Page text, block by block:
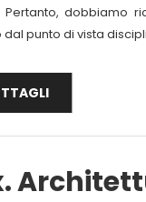
dobbiamo
punto di vista